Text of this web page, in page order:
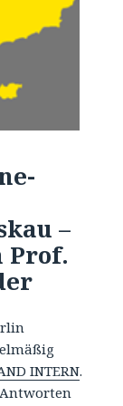
–
Prof.
INTERN.